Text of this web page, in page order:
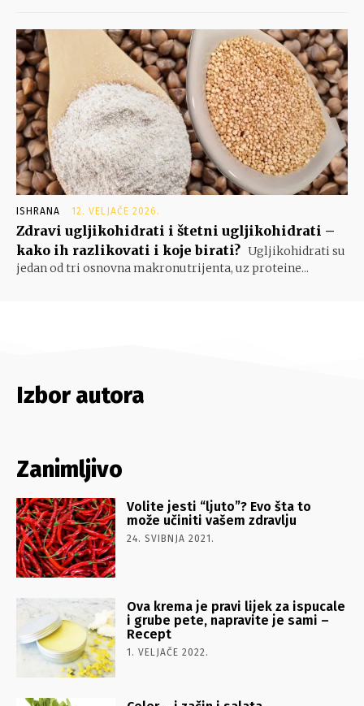
ISHRANA 12. VELJAČE 2026.
Zdravi ugljikohidrati i štetni ugljikohidrati –
kako ih razlikovati i koje birati? Ugljikohidrati su
jedan od tri osnovna makronutrijenta, uz proteine...
Izbor autora
Zanimljivo
Volite jesti “ljuto”? Evo šta to
može učiniti vašem zdravlju
24. SVIBNJA 2021.
Ova krema je pravi lijek za ispucale
i grube pete, napravite je sami –
Recept
1. VELJAČE 2022.